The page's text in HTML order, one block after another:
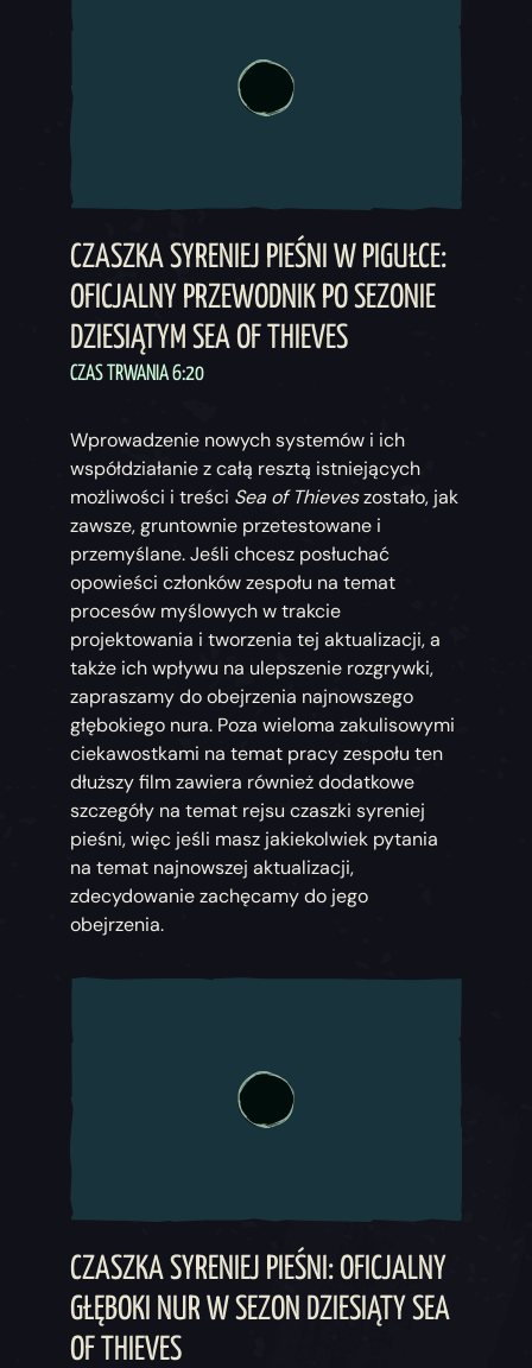
CZASZKA SYRENIEJ PIEŚNI W PIGUŁCE:
OFICJALNY PRZEWODNIK PO SEZONIE
DZIESIĄTYM SEA OF THIEVES
CZAS TRWANIA 6:20
Wprowadzenie nowych systemów i ich
współdziałanie z całą resztą istniejących
możliwości i treści Sea of Thieveszostało, jak
zawsze, gruntownie przetestowane i
przemyślane. Jeśli chcesz posłuchać
opowieści członków zespołu na temat
procesów myślowych w trakcie
projektowania i tworzenia tej aktualizacji, a
także ich wpływu na ulepszenie rozgrywki,
zapraszamy do obejrzenia najnowszego
głębokiego nura. Poza wieloma zakulisowymi
ciekawostkami na temat pracy zespołu ten
dłuższy film zawiera również dodatkowe
szczegóły na temat rejsu czaszki syreniej
pieśni, więc jeśli masz jakiekolwiek pytania
na temat najnowszej aktualizacji,
zdecydowanie zachęcamy do jego
obejrzenia.
CZASZKA SYRENIEJ PIEŚNI: OFICJALNY
GŁĘBOKI NUR W SEZON DZIESIĄTY SEA
OF THIEVES